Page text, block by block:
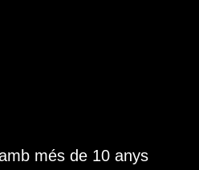
més de 10 anys